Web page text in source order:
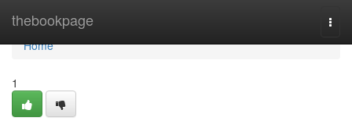
thebookpage
Home
Home
1